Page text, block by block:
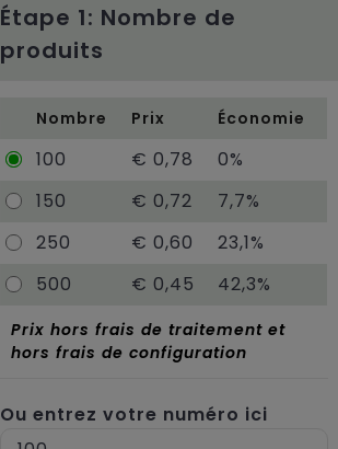
Étape 1: Nombre de
produits
Nombre Prix Économie
100 € 0,78
0%
150
€ 0,72
7,7%
250
€ 0,60
23,1%
500
€ 0,45 42,3%
Ou entrez votre numéro ici
Prix hors frais de traitement et
hors frais de configuration